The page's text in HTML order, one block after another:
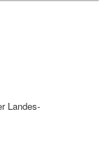
Landes-